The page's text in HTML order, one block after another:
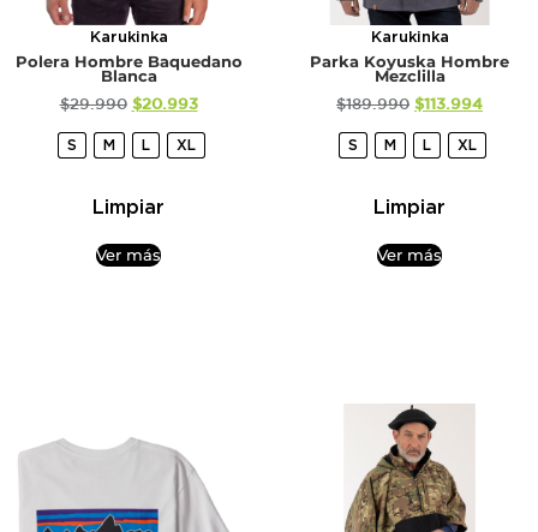
Karukinka
Polera Hombre Baquedano
Blanca
$29.990 $20.993
S M L XL
Limpiar
Ver más
Karukinka
Parka Koyuska Hombre
Mezclilla
$189.990 $113.994
S M L XL
Limpiar
Ver más